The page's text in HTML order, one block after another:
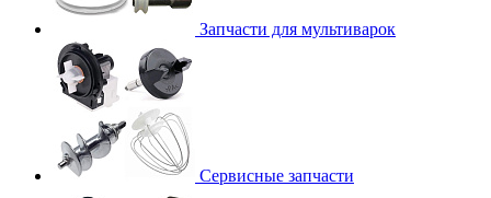
Запчасти для мультиварок
Сервисные запчасти